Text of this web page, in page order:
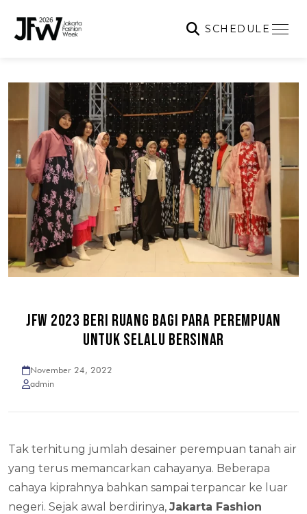
SCHEDULE
JFW 2023 BERI RUANG BAGI PARA PEREMPUAN
UNTUK SELALU BERSINAR
November 24, 2022
admin
Tak terhitung jumlah desainer perempuan tanah air
yang terus memancarkan cahayanya. Beberapa
cahaya kiprahnya bahkan sampai terpancar ke luar
negeri. Sejak awal berdirinya, Jakarta Fashion